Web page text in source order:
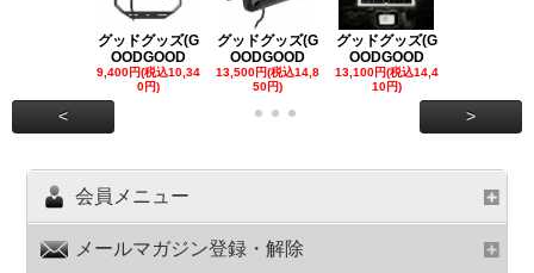
グッドグッズ(G
OODGOOD
9,400円(税込10,34
0円)
グッドグッズ(G
OODGOOD
13,500円(税込14,8
50円)
グッドグッズ(G
OODGOOD
13,100円(税込14,4
10円)
< >
会員メニュー
メールマガジン登録・解除